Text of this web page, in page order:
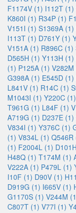
F1174V (1) I112T (1)
K860I (1) R34P (1)
V151I (1) S1369A (1)
I113T (1) D761Y (1)
V151A (1) R896C (1)
D565H (1) Y113H (1)
(1) P125A (1) V282M
G398A (1) E545D (1)
L841V (1) R14C (1)
M1043I (1) Y220C (1)
T961G (1) L84F (1)
A719G (1) D237E (1)
V834I (1) Y376C (1)
(1) V834L (1) Q546R
(1) F2004L (1)
H48Q (1) T174M (1)
V222A (1) P479L (1)
I10F (1) D90V (1)
D919G (1) I665V (1)
G1170S (1) V244M
C807T (1) V77I (1)